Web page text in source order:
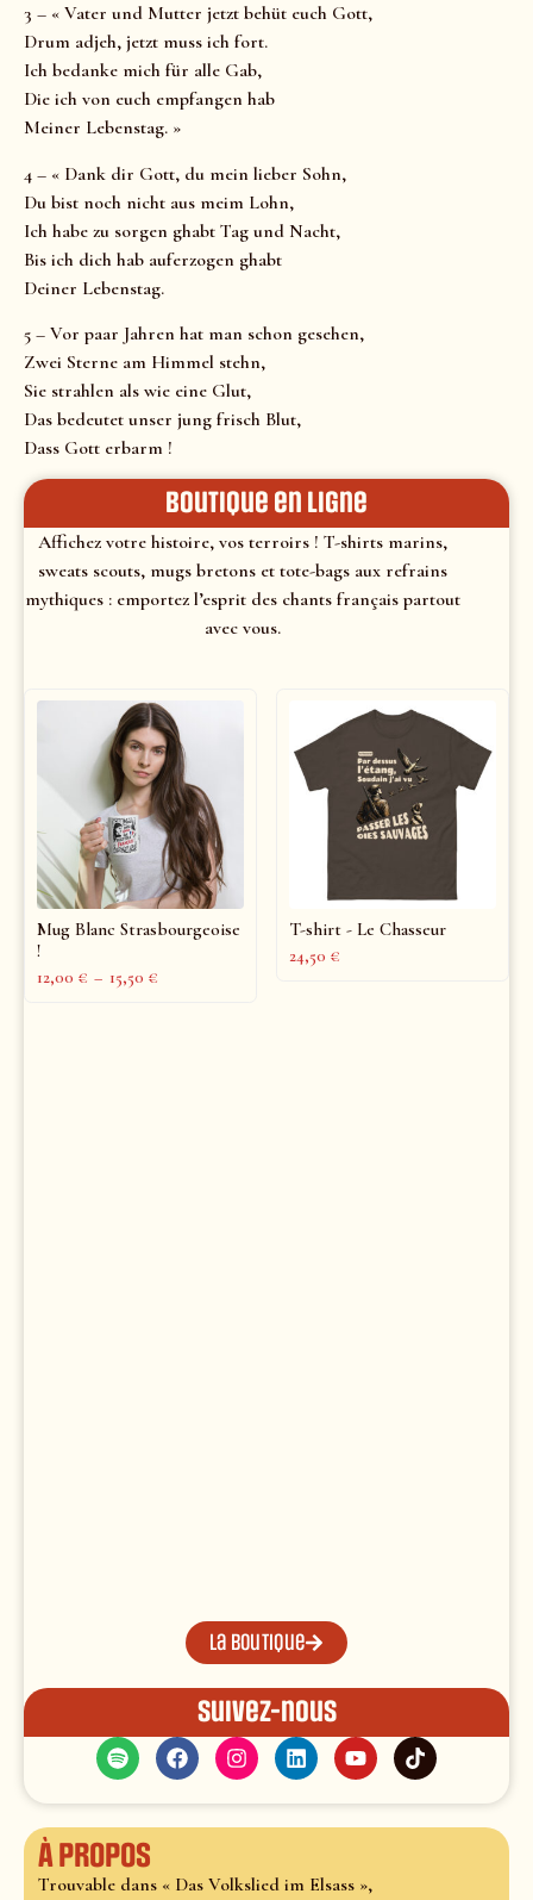
3 – « Vater und Mutter jetzt behüt euch Gott,
Drum adjeh, jetzt muss ich fort.
Ich bedanke mich für alle Gab,
Die ich von euch empfangen hab
Meiner Lebenstag. »
4 – « Dank dir Gott, du mein lieber Sohn,
Du bist noch nicht aus meim Lohn,
Ich habe zu sorgen ghabt Tag und Nacht,
Bis ich dich hab auferzogen ghabt
Deiner Lebenstag.
5 – Vor paar Jahren hat man schon gesehen,
Zwei Sterne am Himmel stehn,
Sie strahlen als wie eine Glut,
Das bedeutet unser jung frisch Blut,
Dass Gott erbarm !
Boutique en ligne
Affichez votre histoire, vos terroirs ! T-shirts marins,
sweats scouts, mugs bretons et tote-bags aux refrains
mythiques : emportez l’esprit des chants français partout
avec vous.
Mug Blanc Strasbourgeoise
!
12,00 € – 15,50 €
T-shirt - Le Chasseur
24,50 €
La boutique
Suivez-nous
À propos
Trouvable dans « Das Volkslied im Elsass »,